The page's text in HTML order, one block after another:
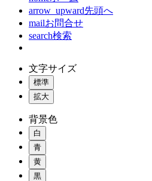
arrow_upward先頭へ
mailお問合せ
search検索
文字サイズ
標準
拡大
背景色
白
青
黄
黒